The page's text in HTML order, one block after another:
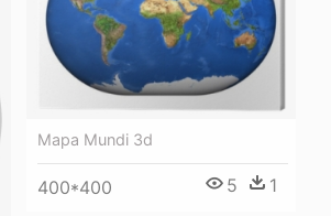
Mapa Mundi 3d
400*400 5 1